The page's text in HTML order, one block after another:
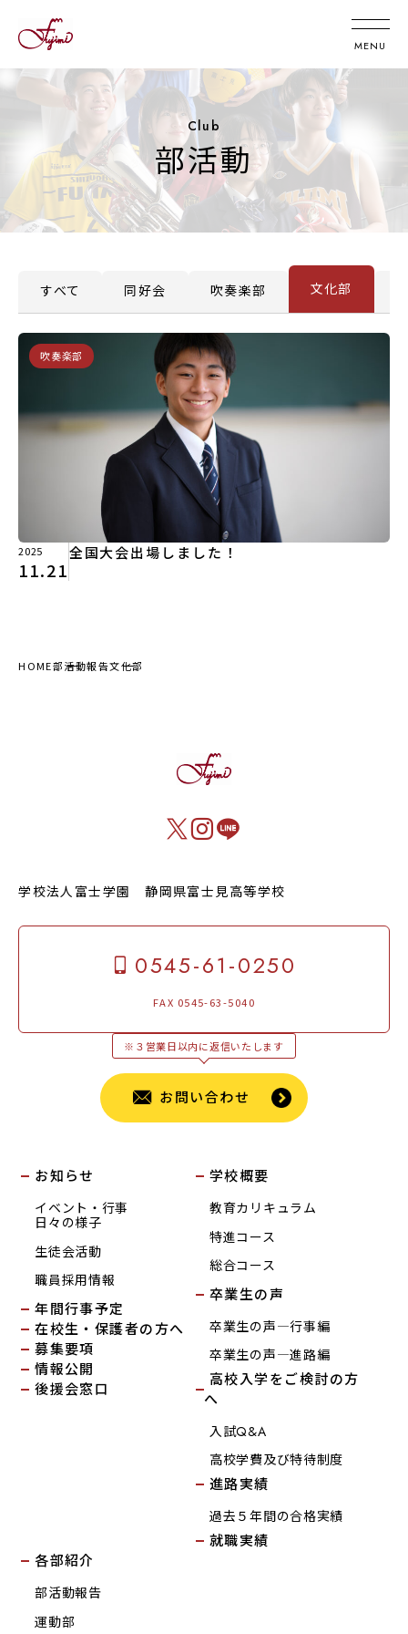
Club
部活動
すべて 同好会 吹奏楽部 文化部
吹奏楽部
2025
11.21
全国大会出場しました！
HOME部活動報告文化部
学校法人富士学園 静岡県富士見高等学校
0545-61-0250
FAX 0545-63-5040
※３営業日以内に返信いたします
お問い合わせ
お知らせ
イベント・行事
日々の様子
生徒会活動
職員採用情報
年間行事予定
在校生・保護者の方へ
募集要項
情報公開
後援会窓口
学校概要
教育カリキュラム
特進コース
総合コース
卒業生の声
卒業生の声―行事編
卒業生の声―進路編
高校入学をご検討の方
へ
入試Q&A
高校学費及び特待制度
進路実績
過去５年間の合格実績
就職実績
各部紹介
部活動報告
運動部